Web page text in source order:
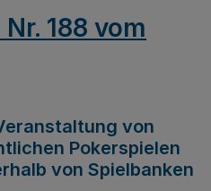
188 vom
von
Pokerspielen
von Spielbanken